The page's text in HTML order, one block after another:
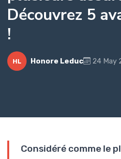
Découvrez 5
!
HL Honore Leduc 24 May
Considéré comme le